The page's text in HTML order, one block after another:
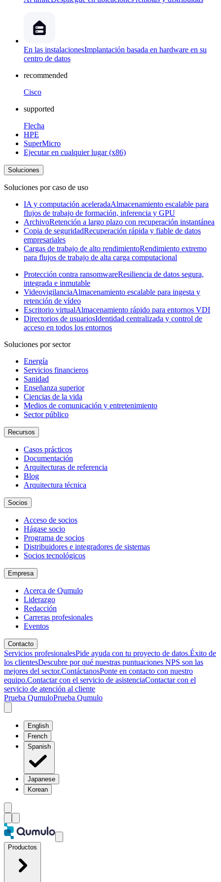
En las instalacionesImplantación basada en hardware en su
centro de datos
recommended
Cisco
supported
Flecha
HPE
SuperMicro
Ejecutar en cualquier lugar (x86)
Soluciones
Soluciones por caso de uso
IA y computación aceleradaAlmacenamiento escalable para
flujos de trabajo de formación, inferencia y GPU
ArchivoRetención a largo plazo con recuperación instantánea
Copia de seguridadRecuperación rápida y fiable de datos
empresariales
Cargas de trabajo de alto rendimientoRendimiento extremo
para flujos de trabajo de alta carga computacional
Protección contra ransomwareResiliencia de datos segura,
integrada e inmutable
VideovigilanciaAlmacenamiento escalable para ingesta y
retención de vídeo
Escritorio virtualAlmacenamiento rápido para entornos VDI
Directorios de usuariosIdentidad centralizada y control de
acceso en todos los entornos
Soluciones por sector
Energía
Servicios financieros
Sanidad
Enseñanza superior
Ciencias de la vida
Medios de comunicación y entretenimiento
Sector público
Recursos
Casos prácticos
Documentación
Arquitecturas de referencia
Blog
Arquitectura técnica
Socios
Acceso de socios
Hágase socio
Programa de socios
Distribuidores e integradores de sistemas
Socios tecnológicos
Empresa
Acerca de Qumulo
Liderazgo
Redacción
Carreras profesionales
Eventos
Contacto
Servicios profesionalesPide ayuda con tu proyecto de datos.Éxito de
los clientesDescubre por qué nuestras puntuaciones NPS son las
mejores del sector.ContáctanosPonte en contacto con nuestro
equipo.Contactar con el servicio de asistenciaContactar con el
servicio de atención al cliente
Prueba QumuloPrueba Qumulo
English
French
Spanish
Japanese
Korean
Productos